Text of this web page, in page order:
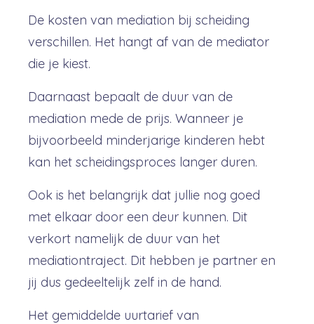
De kosten van mediation bij scheiding
verschillen. Het hangt af van de mediator
die je kiest.
Daarnaast bepaalt de duur van de
mediation mede de prijs. Wanneer je
bijvoorbeeld minderjarige kinderen hebt
kan het scheidingsproces langer duren.
Ook is het belangrijk dat jullie nog goed
met elkaar door een deur kunnen. Dit
verkort namelijk de duur van het
mediationtraject. Dit hebben je partner en
jij dus gedeeltelijk zelf in de hand.
Het gemiddelde uurtarief van